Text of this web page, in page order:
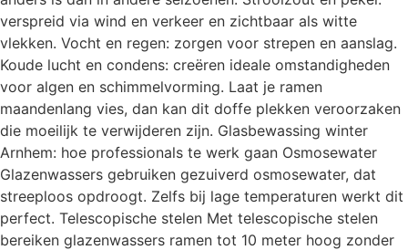
verspreid via wind en verkeer en zichtbaar als witte
vlekken. Vocht en regen: zorgen voor strepen en aanslag.
Koude lucht en condens: creëren ideale omstandigheden
voor algen en schimmelvorming. Laat je ramen
maandenlang vies, dan kan dit doffe plekken veroorzaken
die moeilijk te verwijderen zijn. Glasbewassing winter
Arnhem: hoe professionals te werk gaan Osmosewater
Glazenwassers gebruiken gezuiverd osmosewater, dat
streeploos opdroogt. Zelfs bij lage temperaturen werkt dit
perfect. Telescopische stelen Met telescopische stelen
bereiken glazenwassers ramen tot 10 meter hoog zonder